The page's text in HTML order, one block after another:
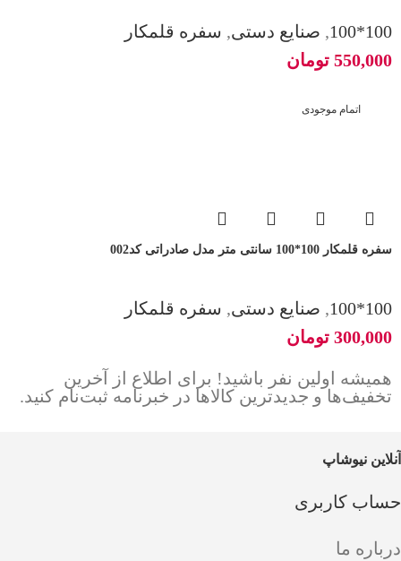
100*100
, صنایع دستی, سفره قلمکار
550,000 تومان
اتمام موجودی
سفره قلمکار 100*100 سانتی متر مدل صادراتی کد002
100*100
, صنایع دستی, سفره قلمکار
300,000 تومان
همیشه اولین نفر باشید! برای اطلاع از آخرین
تخفیف‌ها و جدیدترین کالاها در خبرنامه ثبت‌نام کنید.
آنلاین نیوشاپ
حساب کاربری
درباره ما